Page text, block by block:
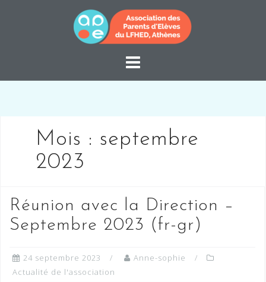
Mois : septembre
2023
Réunion avec la Direction –
Septembre 2023 (fr-gr)
24 septembre 2023
Anne-sophie
Actualité de l'association